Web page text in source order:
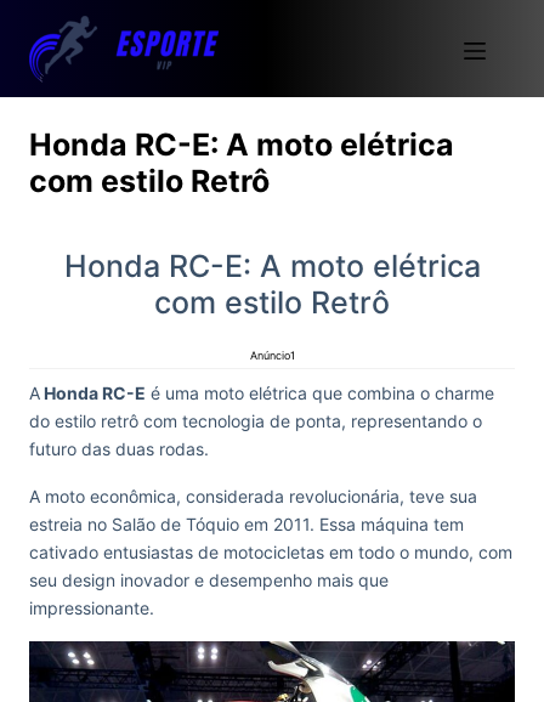
Honda RC-E: A moto elétrica
com estilo Retrô
Honda RC-E: A moto elétrica
com estilo Retrô
Anúncio1
AHonda RC-E é uma moto elétrica que combina o charme
do estilo retrô com tecnologia de ponta, representando o
futuro das duas rodas.
A moto econômica, considerada revolucionária, teve sua
estreia no Salão de Tóquio em 2011. Essa máquina tem
cativado entusiastas de motocicletas em todo o mundo, com
seu design inovador e desempenho mais que
impressionante.